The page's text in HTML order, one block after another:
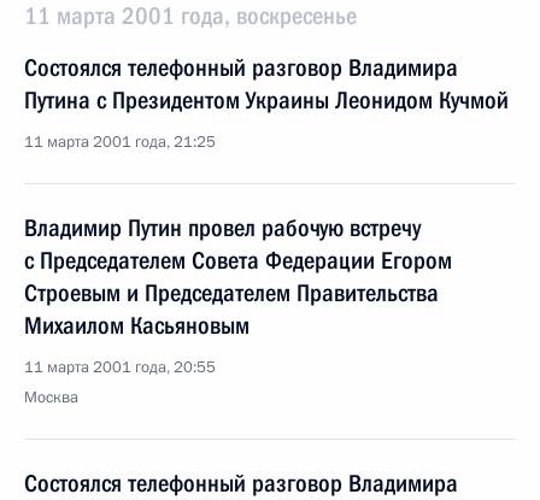
11 марта 2001 года, воскресенье
Состоялся телефонный разговор Владимира
Путина с Президентом Украины Леонидом Кучмой
11 марта 2001 года, 21:25
Владимир Путин провел рабочую встречу
с Председателем Совета Федерации Егором
Строевым и Председателем Правительства
Михаилом Касьяновым
11 марта 2001 года, 20:55
Москва
Состоялся телефонный разговор Владимира